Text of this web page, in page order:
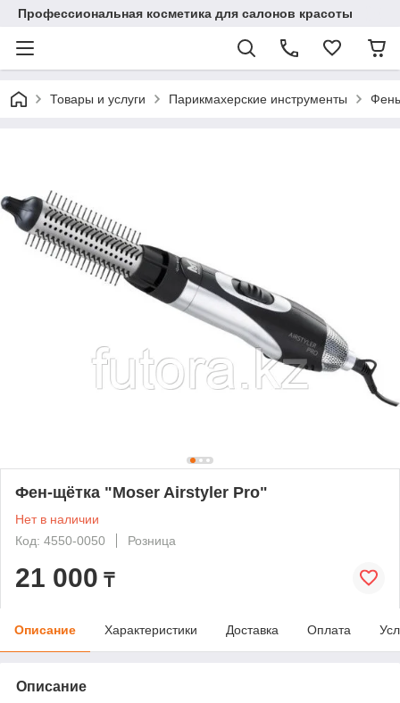
Профессиональная косметика для салонов красоты
Товары и услуги Парикмахерские инструменты
Фен-щётка "Moser Airstyler Pro"
Нет в наличии
Код: 4550-0050
Розница
21 000 ₸
Описание Характеристики Доставка Оплата
Описание